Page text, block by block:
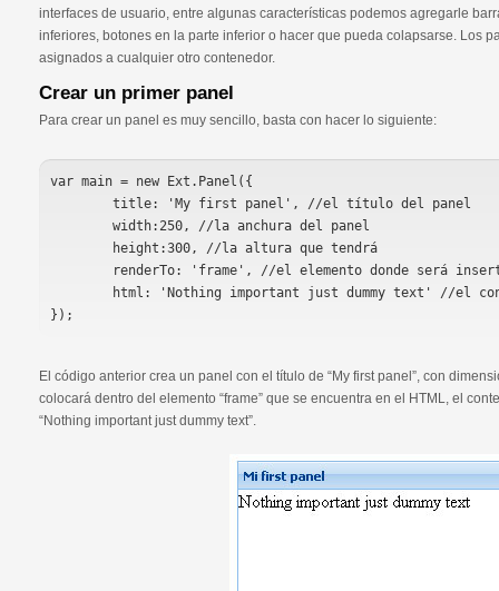
interfaces de usuario, entre algunas características podemos agregarle
inferiores, botones en la parte inferior o hacer que pueda colapsarse. Los
asignados a cualquier otro contenedor.
Crear un primer panel
Para crear un panel es muy sencillo, basta con hacer lo siguiente:
var main = new Ext.Panel({
El código anterior crea un panel con el título de “My first panel”, con
colocará dentro del elemento “frame” que se encuentra en el HTML, el
“Nothing important just dummy text”.